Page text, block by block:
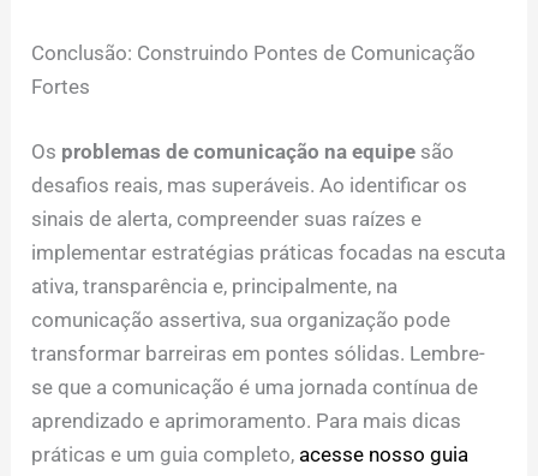
Conclusão: Construindo Pontes de Comunicação
Fortes
Os problemas de comunicação na equipe são
desafios reais, mas superáveis. Ao identificar os
sinais de alerta, compreender suas raízes e
implementar estratégias práticas focadas na escuta
ativa, transparência e, principalmente, na
comunicação assertiva, sua organização pode
transformar barreiras em pontes sólidas. Lembre-
se que a comunicação é uma jornada contínua de
aprendizado e aprimoramento. Para mais dicas
práticas e um guia completo, acesse nosso guia